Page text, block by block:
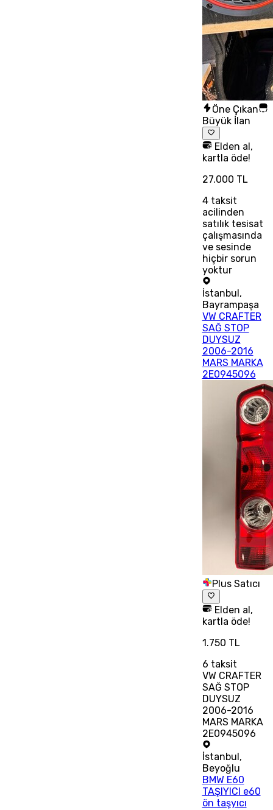
Öne Çıkan
Büyük İlan
Elden al,
kartla öde!
27.000 TL
4taksit
acilinden
satılık tesisat
çalışmasında
ve sesinde
hiçbir sorun
yoktur
İstanbul ,
Bayrampaşa
VW CRAFTER
SAĞ STOP
DUYSUZ
2006-2016
MARS MARKA
2E0945096
Plus Satıcı
Elden al,
kartla öde!
1.750 TL
6 taksit
VW CRAFTER
SAĞ STOP
DUYSUZ
2006-2016
MARS MARKA
2E0945096
İstanbul,
Beyoğlu
BMW E60
TAŞIYICI e60
ön taşyıcı